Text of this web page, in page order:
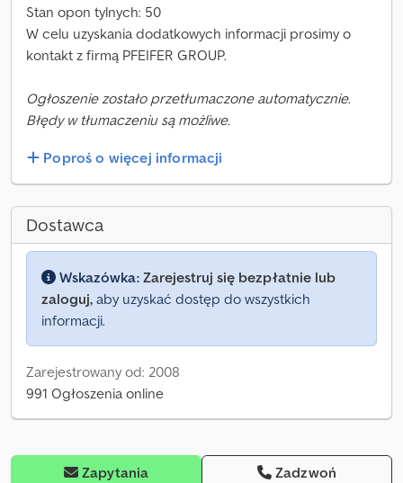
Stan opon tylnych: 50
W celu uzyskania dodatkowych informacji prosimy o
kontakt z firmą PFEIFER GROUP.
Ogłoszenie zostało przetłumaczone automatycznie.
Błędy w tłumaczeniu są możliwe.
Poproś o więcej informacji
Dostawca
Wskazówka: Zarejestruj się bezpłatnie lub
zaloguj, aby uzyskać dostęp do wszystkich
informacji.
Zarejestrowany od: 2008
991 Ogłoszenia online
Zapytania Zadzwoń